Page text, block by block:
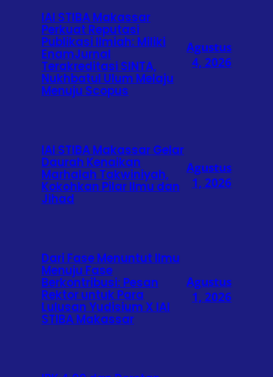
IAI STIBA Makassar
Perkuat Reputasi
Publikasi Ilmiah: Miliki
EnamJurnal
Terakreditasi SINTA,
Nukhbatul Ulum Melaju
Menuju Scopus
Agustus
4, 2026
IAI STIBA Makassar Gelar
Daurah Kenaikan
Marhalah Takwiniyah,
Kokohkan Pilar Ilmu dan
Jihad
Agustus
1, 2026
Dari Fase Menuntut Ilmu
Menuju Fase
Berkontribusi: Pesan
Rektor untuk Para
Lulusan Yudisium X IAI
STIBA Makassar
Agustus
1, 2026